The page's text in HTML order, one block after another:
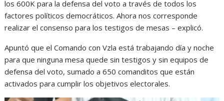
los 600K para la defensa del voto a través de todos los
factores políticos democráticos. Ahora nos corresponde
realizar el consenso para los testigos de mesas – explicó.
Apuntó que el Comando con Vzla está trabajando día y noche
para que ninguna mesa quede sin testigos y sin equipos de
defensa del voto, sumado a 650 comanditos que están
activados para cumplir los objetivos electorales.